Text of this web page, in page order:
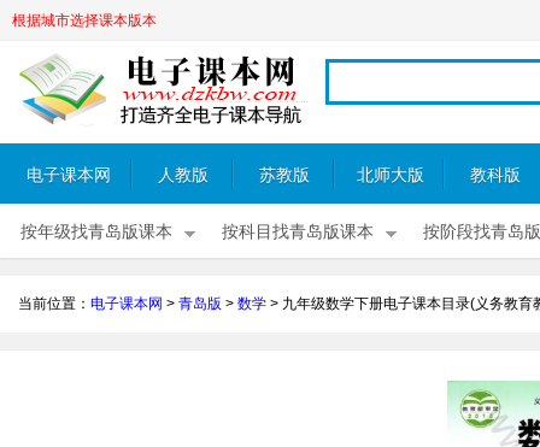
根据城市选择课本版本
电子课本网 人教版 苏教版 北师大版 教科版
按年级找青岛版课本 按科目找青岛版课本 按阶段找青岛
当前位置： 电子课本网 > 青岛版 > 数学 > 九年级数学下册电子课本目录(义务教育